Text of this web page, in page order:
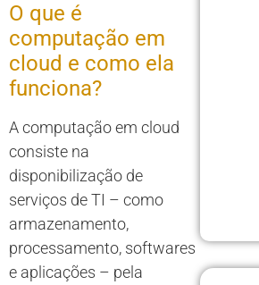
O que é
computação em
cloud e como ela
funciona?
A computação em cloud
consiste na
disponibilização de
serviços de TI – como
armazenamento,
processamento, softwares
e aplicações – pela